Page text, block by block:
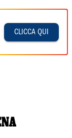
CLICCA QUI